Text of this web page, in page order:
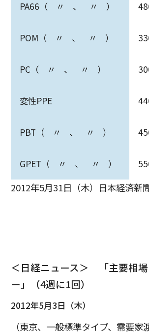
PA66（ 〃 、 〃 ）
POM（ 〃 、 〃 ）
PC（ 〃 、 〃 ）
変性PPE
PBT（ 〃 、 〃 ）
GPET（ 〃 、 〃 ）
2012年5月31日（木）日本経済新
＜日経ニュース＞ 「主要相
ー」（4週に1回）
2012年5月3日（木）
（東京、一般標準タイプ、需要